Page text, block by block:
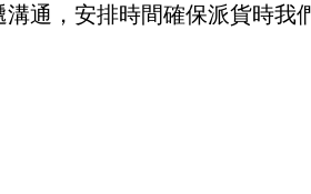
通，安排時間確保派貨時我